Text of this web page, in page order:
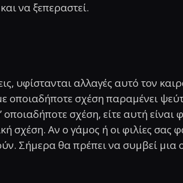
να ξεπεραστεί.
υφίστανται αλλαγές αυτό τον
οποιαδήποτε σχέση παραμένει
οποιαδήποτε σχέση, είτε αυτή είναι
σχέση. Αν ο γάμος ή οι φιλίες σας
Σήμερα θα πρέπει να συμβεί μια